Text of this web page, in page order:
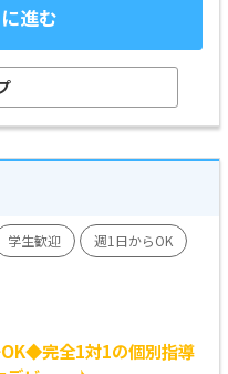
進む
学生歓迎
週1日からOK
OK◆完全1対1の個別指導